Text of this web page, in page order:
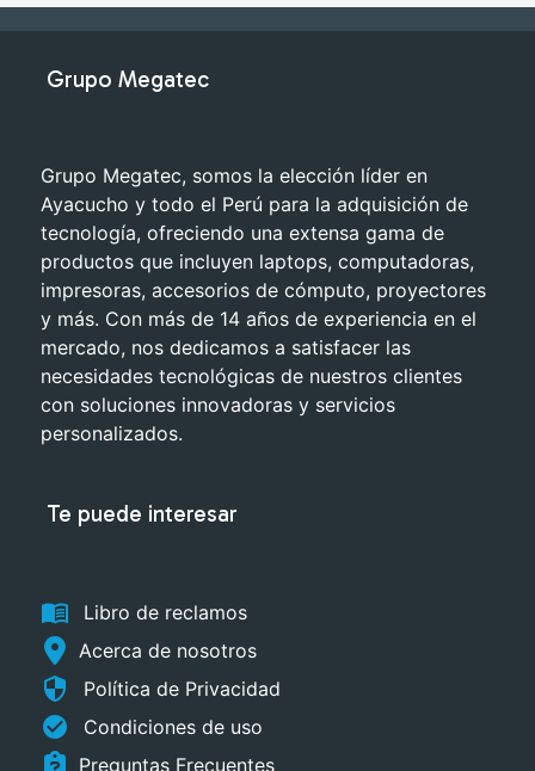
Grupo Megatec
Grupo Megatec, somos la elección líder en
Ayacucho y todo el Perú para la adquisición de
tecnología, ofreciendo una extensa gama de
productos que incluyen laptops, computadoras,
impresoras, accesorios de cómputo, proyectores
y más. Con más de 14 años de experiencia en el
mercado, nos dedicamos a satisfacer las
necesidades tecnológicas de nuestros clientes
con soluciones innovadoras y servicios
personalizados.
Te puede interesar
menu_book
Libro de reclamos
Acerca de nosotros
security Política de Privacidad
check_circle
Condiciones de uso
Preguntas Frecuentes